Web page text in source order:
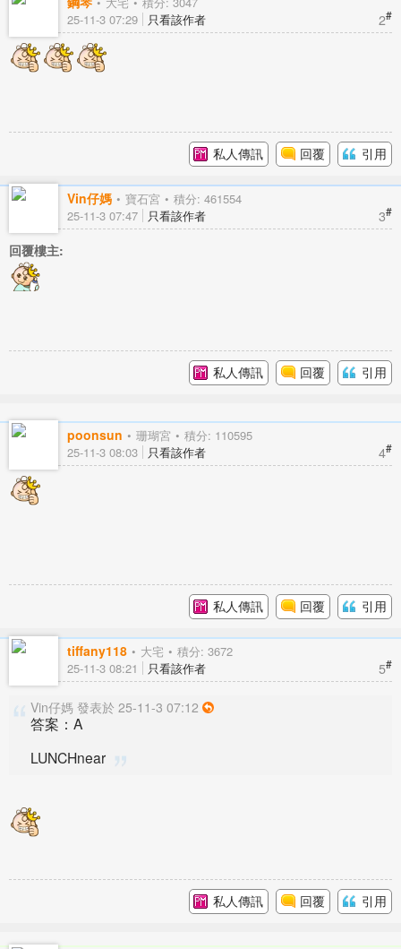
2#
25-11-3 07:29 只看該作者
私人傳訊 回覆 引用
Vin仔媽 寶石宮 積分: 461554
3#
25-11-3 07:47 只看該作者
回覆樓主:
私人傳訊 回覆 引用
poonsun 珊瑚宮 積分: 110595
4#
25-11-3 08:03 只看該作者
私人傳訊 回覆 引用
tiffany118 大宅 積分: 3672
5#
25-11-3 08:21 只看該作者
Vin仔媽 發表於 25-11-3 07:12
答案：A
LUNCHnear
私人傳訊 回覆 引用